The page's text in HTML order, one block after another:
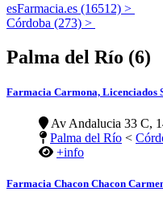
esFarmacia.es (16512) >
Córdoba (273) >
Palma del Río (6)
Farmacia Carmona, Licenciados
Av Andalucia 33 C,
Palma del Río <
+info
Farmacia Chacon Chacon